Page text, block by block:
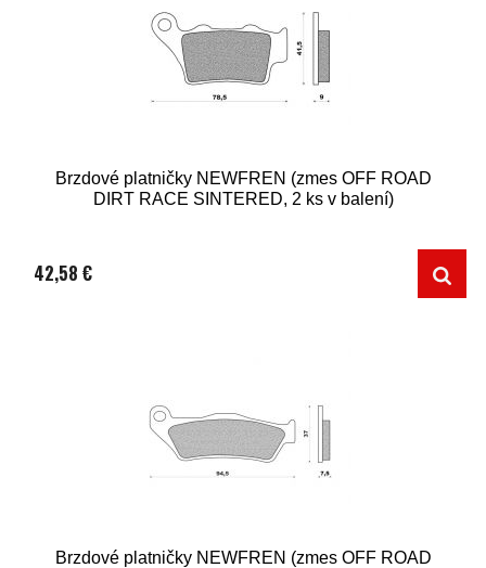
Brzdové platničky NEWFREN (zmes OFF ROAD
DIRT RACE SINTERED, 2 ks v balení)
42,58 €
Brzdové platničky NEWFREN (zmes OFF ROAD